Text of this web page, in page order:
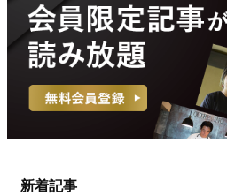
新着記事